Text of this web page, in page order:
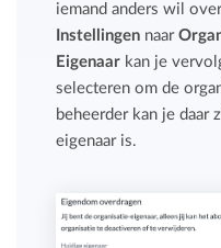
iemand anders wil
Instellingen naar
Eigenaar kan je
selecteren om de
beheerder kan je daar
eigenaar is.